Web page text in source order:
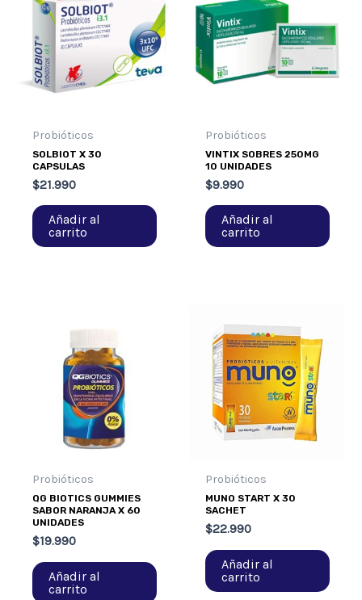
Probióticos
SOLBIOT X 30
CAPSULAS
$21.990
Añadir al
carrito
Probióticos
VINTIX SOBRES 250MG
10 UNIDADES
$9.990
Añadir al
carrito
Probióticos
QG BIOTICS GUMMIES
SABOR NARANJA X 60
UNIDADES
$19.990
Añadir al
carrito
Probióticos
MUNO START X 30
SACHET
$22.990
Añadir al
carrito